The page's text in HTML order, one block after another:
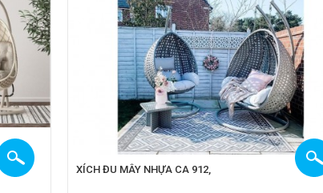
XÍCH ĐU MÂY NHỰA CA 912,